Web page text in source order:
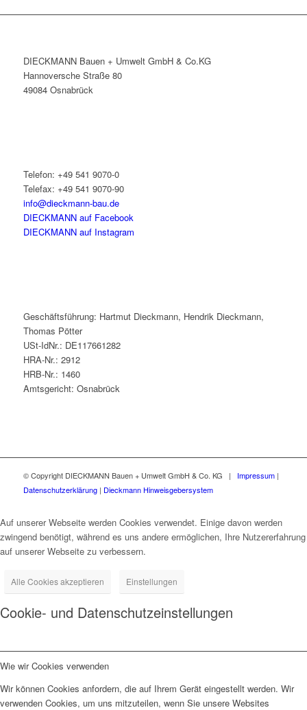
DIECKMANN Bauen + Umwelt GmbH & Co.KG
Hannoversche Straße 80
49084 Osnabrück
Telefon: +49 541 9070-0
Telefax: +49 541 9070-90
info@dieckmann-bau.de
DIECKMANN auf Facebook
DIECKMANN auf Instagram
Geschäftsführung: Hartmut Dieckmann, Hendrik Dieckmann,
Thomas Pötter
USt-IdNr.: DE117661282
HRA-Nr.: 2912
HRB-Nr.: 1460
Amtsgericht: Osnabrück
© Copyright DIECKMANN Bauen + Umwelt GmbH & Co. KG | Impressum|
Datenschutzerklärung| Dieckmann Hinweisgebersystem
Auf unserer Webseite werden Cookies verwendet. Einige davon werden
zwingend benötigt, während es uns andere ermöglichen, Ihre Nutzererfahrung
auf unserer Webseite zu verbessern.
Alle Cookies akzeptieren Einstellungen
Cookie- und Datenschutzeinstellungen
Wie wir Cookies verwenden
Wir können Cookies anfordern, die auf Ihrem Gerät eingestellt werden. Wir
verwenden Cookies, um uns mitzuteilen, wenn Sie unsere Websites